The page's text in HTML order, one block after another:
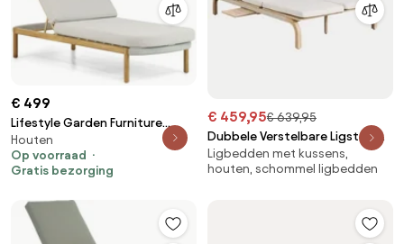
€ 499
Lifestyle Garden Furniture
Bloom Ligbed Aluminium/rope
Grijs
Houten
Op voorraad
Gratis bezorging
€ 459,95€ 639,95
Dubbele Verstelbare Ligstoel
Van Acaciahout Met Dubai-
kussen Rustiek Acaciabruin &
Ligbedden met kussens,
houten, schommel ligbedden